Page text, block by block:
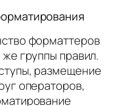
форматтеров
группы правил.
размещение
операторов,